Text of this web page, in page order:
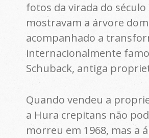
fotos da virada do
mostravam a árvore
acompanhado a
internacionalmente
Schuback, antiga
Quando vendeu a
a Hura crepitans não
morreu em 1968, mas a